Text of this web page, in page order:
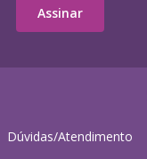
Dúvidas/Atendimento
Assinar